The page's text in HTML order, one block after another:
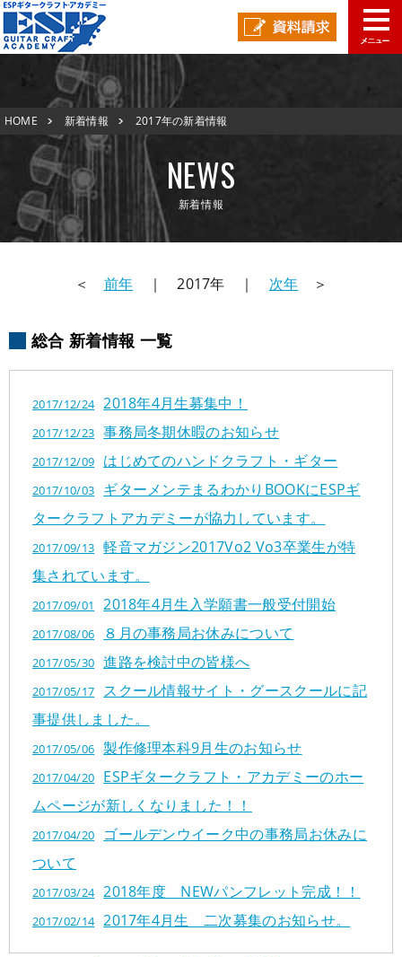
学校概要
メッセージ ESPヒストリー
学科コース
学科・コース紹介
入学案内
募集要項 学費について
就職進路指導
就職進路指導 就職実績 卒業生紹介
コラム GCAの人気動画紹介
東京校
大阪校
オープンキャンパス 資料請求
お問い合わせ
HOME 新着情報 2017年の新着情報
NEWS
新着情報
＜ 前年 ｜ 2017年 ｜ 次年 ＞
総合 新着情報 一覧
2017/12/24 2018年4月生募集中！
2017/12/23 事務局冬期休暇のお知らせ
2017/12/09 はじめてのハンドクラフト・ギター
2017/10/03
ギターメンテまるわかりBOOKにESPギ
タークラフトアカデミーが協力しています。
2017/09/13 軽音マガジン2017Vo2 Vo3卒業生が特
集されています。
2017/09/01 2018年4月生入学願書一般受付開始
2017/08/06 ８月の事務局お休みについて
2017/05/30 進路を検討中の皆様へ
2017/05/17
スクール情報サイト・グースクールに記
事提供しました。
2017/05/06 製作修理本科9月生のお知らせ
2017/04/20
ESPギタークラフト・アカデミーのホー
ムページが新しくなりました！！
2017/04/20
ゴールデンウイーク中の事務局お休みに
ついて
2017/03/24 2018年度 NEWパンフレット完成！！
2017/02/14 2017年4月生 二次募集のお知らせ。